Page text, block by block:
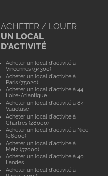
ACHETER / LOUER
UN LOCAL
D'ACTIVITÉ
Acheter un local d'activité à
Vincennes (94300)
Acheter un local d'activité à
Paris (75020)
Acheter un local d'activité à 44
Loire-Atlantique
Acheter un local d'activité à 84
Vaucluse
Acheter un local d'activité à
Chartres (28000)
Acheter un local d'activité à Nice
(06000)
Acheter un local d'activité à
Metz (57000)
Acheter un local d'activité à 40
Landes
Acheter un local d'activité à